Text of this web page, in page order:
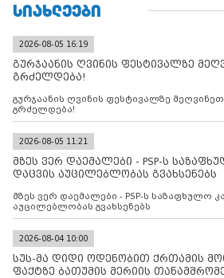
ᲡᲘᲐᲮᲚᲔᲔᲑᲘ
2026-08-05 16:19
გურჯაანის ღვინის ფესტივალზე
გრძელდება!
გურჯაანის ღვინის ფესტივალზე
გრძელდება!
2026-08-05 11:21
მზეს ვერ დაემალები - PSP-ს
დაცვის აუცილებლობას გვახსენებს
მზეს ვერ დაემალები - PSP-ს საზაფხულო
აუცილებლობას გვახსენებს
2026-08-04 10:00
სუს-მა დიდი ოდენობით ქრთამის
ფაქტზე ბათუმის მერიის